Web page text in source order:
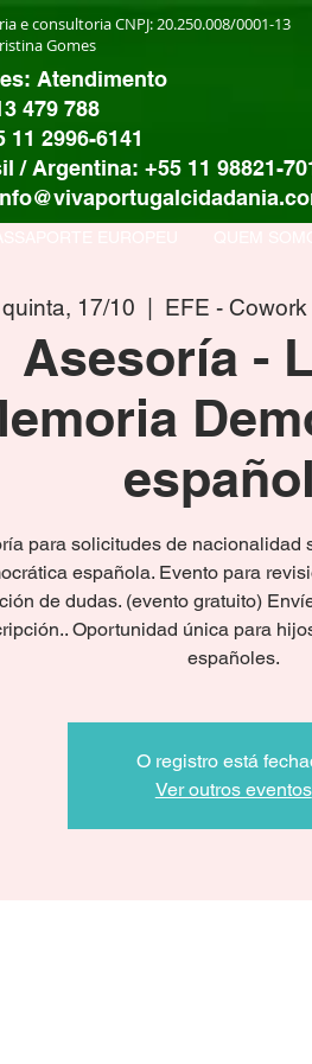
e consultoria CNPJ: 20.250.008/0001-13
Gomes
Atendimento
479 788
2996-6141
/ Argentina: +55 11 98821-
quinta, 17/10 EFE -
Asesoría -
para solicitudes de nacionalidad
española. Evento para
de dudas. (evento gratuito)
Oportunidad única para
españoles.
O registro está
Ver outros eventos